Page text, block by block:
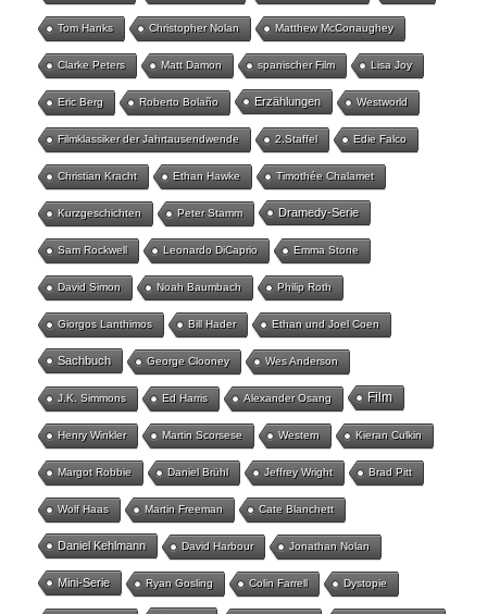
Tom Hanks Christopher Nolan Matthew McConaughey
Clarke Peters Matt Damon spanischer Film Lisa Joy
Eric Berg Roberto Bolaño Erzählungen Westworld
Filmklassiker der Jahrtausendwende 2.Staffel Edie Falco
Christian Kracht Ethan Hawke Timothée Chalamet
Kurzgeschichten Peter Stamm Dramedy-Serie
Sam Rockwell Leonardo DiCaprio Emma Stone
David Simon Noah Baumbach Philip Roth
Giorgos Lanthimos Bill Hader Ethan und Joel Coen
Sachbuch George Clooney Wes Anderson
J.K. Simmons Ed Harris Alexander Osang Film
Henry Winkler Martin Scorsese Western Kieran Culkin
Margot Robbie Daniel Brühl Jeffrey Wright Brad Pitt
Wolf Haas Martin Freeman Cate Blanchett
Daniel Kehlmann David Harbour Jonathan Nolan
Mini-Serie Ryan Gosling Colin Farrell Dystopie